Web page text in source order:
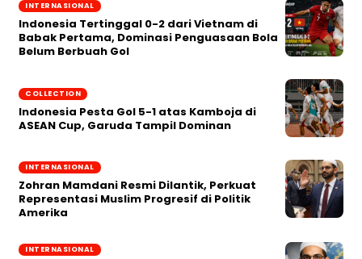
INTERNASIONAL
Indonesia Tertinggal 0-2 dari Vietnam di
Babak Pertama, Dominasi Penguasaan Bola
Belum Berbuah Gol
COLLECTION
Indonesia Pesta Gol 5-1 atas Kamboja di
ASEAN Cup, Garuda Tampil Dominan
INTERNASIONAL
Zohran Mamdani Resmi Dilantik, Perkuat
Representasi Muslim Progresif di Politik
Amerika
INTERNASIONAL